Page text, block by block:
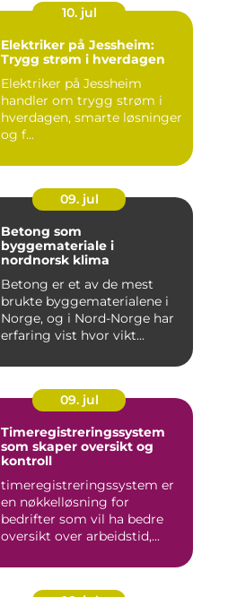
10. jul
Elektriker på Jessheim:
Trygg strøm i hverdagen
Elektriker på Jessheim
handler om trygg strøm i
hverdagen, smarte løsninger
og f...
09. jul
Betong som
byggemateriale i
nordnorsk klima
Betong er et av de mest
brukte byggematerialene i
Norge, og i Nord-Norge har
erfaring vist hvor vikt...
09. jul
Timeregistreringssystem
som skaper oversikt og
kontroll
timeregistreringssystem er
en nøkkelløsning for
bedrifter som vil ha bedre
oversikt over arbeidstid,...